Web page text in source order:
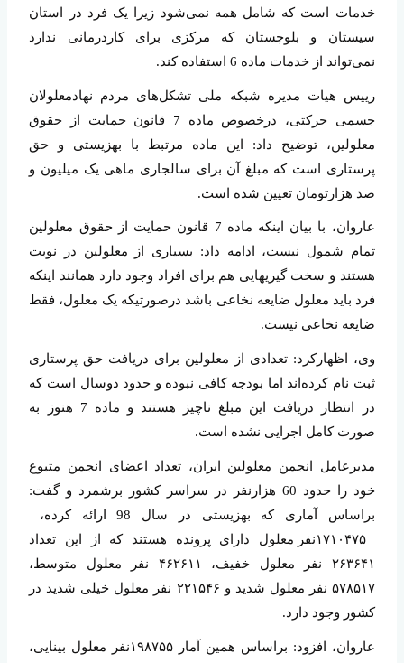
خدمات است که شامل همه نمی‌شود زیرا یک فرد در استان
سیستان و بلوچستان که مرکزی برای کاردرمانی ندارد
نمی‌تواند از خدمات ماده 6 استفاده کند.
رییس هیات مدیره شبکه ملی تشکل‌های مردم نهادمعلولان
جسمی حرکتی، درخصوص ماده 7 قانون حمایت از حقوق
معلولین، توضیح داد: این ماده مرتبط با بهزیستی و حق
پرستاری است که مبلغ آن برای سالجاری ماهی یک میلیون و
صد هزارتومان تعیین شده است.
عاروان، با بیان اینکه ماده 7 قانون حمایت از حقوق معلولین
تمام شمول نیست، ادامه داد: بسیاری از معلولین در نوبت
هستند و سخت گیریهایی هم برای افراد وجود دارد همانند اینکه
فرد باید معلول ضایعه نخاعی باشد درصورتیکه یک معلول، فقط
ضایعه نخاعی نیست.
وی، اظهارکرد: تعدادی از معلولین برای دریافت حق پرستاری
ثبت نام کرده‌اند اما بودجه کافی نبوده و حدود دوسال است که
در انتظار دریافت این مبلغ ناچیز هستند و ماده 7 هنوز به
صورت کامل اجرایی نشده است.
مدیرعامل انجمن معلولین ایران، تعداد اعضای انجمن متبوع
خود را حدود 60 هزارنفر در سراسر کشور برشمرد و گفت:
براساس آماری که بهزیستی در سال 98 ارائه کرده،
۱۷۱۰۴۷۵نفر معلول دارای پرونده هستند که از این تعداد
۲۶۳۶۴۱ نفر معلول خفیف، ۴۶۲۶۱۱ نفر معلول متوسط،
۵۷۸۵۱۷ نفر معلول شدید و ۲۲۱۵۴۶ نفر معلول خیلی شدید در
کشور وجود دارد.
عاروان، افزود: براساس همین آمار ۱۹۸۷۵۵نفر معلول بینایی،